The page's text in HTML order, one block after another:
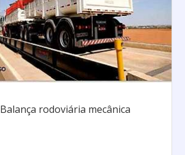
Balança rodoviária mecânica